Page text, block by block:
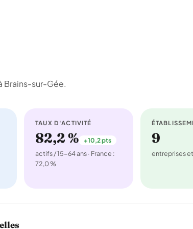
Brains-sur-Gée.
TAUX D'ACTIVITÉ
82,2 % +10,2 pts
actifs / 15-64 ans · France :
72,0 %
9
entreprises